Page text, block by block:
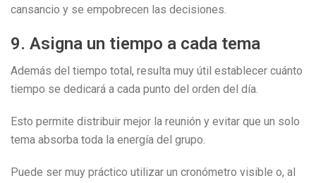
cansancio y se empobrecen las decisiones.
9. Asigna un tiempo a cada tema
Además del tiempo total, resulta muy útil establecer cuánto
tiempo se dedicará a cada punto del orden del día.
Esto permite distribuir mejor la reunión y evitar que un solo
tema absorba toda la energía del grupo.
Puede ser muy práctico utilizar un cronómetro visible o, al